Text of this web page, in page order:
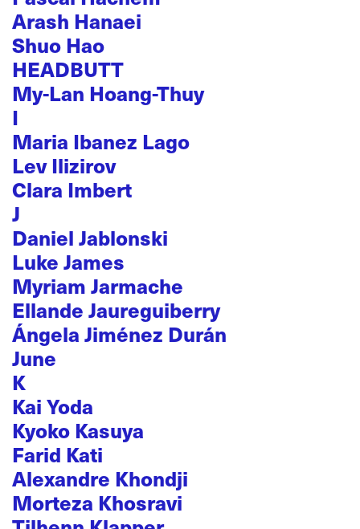
Arash Hanaei
Shuo Hao
HEADBUTT
My-Lan Hoang-Thuy
I
Maria Ibanez Lago
Lev Ilizirov
Clara Imbert
J
Daniel Jablonski
Luke James
Myriam Jarmache
Ellande Jaureguiberry
Ángela Jiménez Durán
June
K
Kai Yoda
Kyoko Kasuya
Farid Kati
Alexandre Khondji
Morteza Khosravi